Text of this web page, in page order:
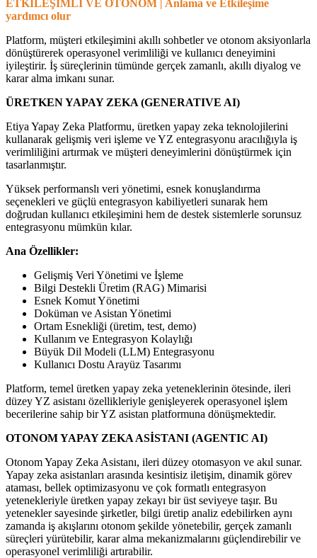
ETKİLEŞİMLİ VE OTONOM | Anlama ve Etkileşime
yardımcı olur
Platform, müşteri etkileşimini akıllı sohbetler ve otonom aksiyonlarla
dönüştürerek operasyonel verimliliği ve kullanıcı deneyimini
iyileştirir. İş süreçlerinin tümünde gerçek zamanlı, akıllı diyalog ve
karar alma imkanı sunar.
ÜRETKEN YAPAY ZEKA (GENERATIVE AI)
Etiya Yapay Zeka Platformu, üretken yapay zeka teknolojilerini
kullanarak gelişmiş veri işleme ve YZ entegrasyonu aracılığıyla iş
verimliliğini artırmak ve müşteri deneyimlerini dönüştürmek için
tasarlanmıştır.
Yüksek performanslı veri yönetimi, esnek konuşlandırma
seçenekleri ve güçlü entegrasyon kabiliyetleri sunarak hem
doğrudan kullanıcı etkileşimini hem de destek sistemlerle sorunsuz
entegrasyonu mümkün kılar.
Ana Özellikler:
Gelişmiş Veri Yönetimi ve İşleme
Bilgi Destekli Üretim (RAG) Mimarisi
Esnek Komut Yönetimi
Doküman ve Asistan Yönetimi
Ortam Esnekliği (üretim, test, demo)
Kullanım ve Entegrasyon Kolaylığı
Büyük Dil Modeli (LLM) Entegrasyonu
Kullanıcı Dostu Arayüz Tasarımı
Platform, temel üretken yapay zeka yeteneklerinin ötesinde, ileri
düzey YZ asistanı özellikleriyle genişleyerek operasyonel işlem
becerilerine sahip bir YZ asistan platformuna dönüşmektedir.
OTONOM YAPAY ZEKA ASİSTANI (AGENTIC AI)
Otonom Yapay Zeka Asistanı, ileri düzey otomasyon ve akıl sunar.
Yapay zeka asistanları arasında kesintisiz iletişim, dinamik görev
ataması, bellek optimizasyonu ve çok formatlı entegrasyon
yetenekleriyle üretken yapay zekayı bir üst seviyeye taşır. Bu
yetenekler sayesinde şirketler, bilgi üretip analiz edebilirken aynı
zamanda iş akışlarını otonom şekilde yönetebilir, gerçek zamanlı
süreçleri yürütebilir, karar alma mekanizmalarını güçlendirebilir ve
operasyonel verimliliği artırabilir.